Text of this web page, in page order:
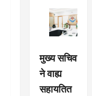
मुख्य सचिव
ने वाह्य
सहायतित